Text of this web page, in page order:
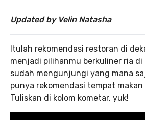
Updated by Velin Natasha
Itulah rekomendasi restoran di
menjadi pilihanmu berkuliner ria di
sudah mengunjungi yang mana
punya rekomendasi tempat
Tuliskan di kolom kometar, yuk!